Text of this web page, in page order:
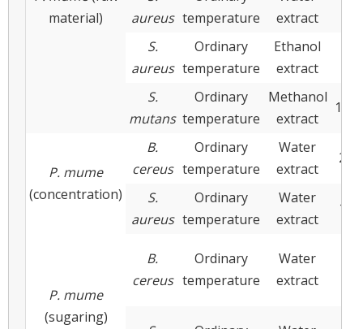
material)
aureus temperature
extract
S.
aureus
Ordinary
temperature
Ethanol
extract
S.
mutans
Ordinary
temperature
Methanol
extract
P. mume
(concentration)
B.
cereus
Ordinary
temperature
Water
extract
S.
aureus
Ordinary
temperature
Water
extract
P. mume
(sugaring)
B.
cereus
Ordinary
temperature
Water
extract